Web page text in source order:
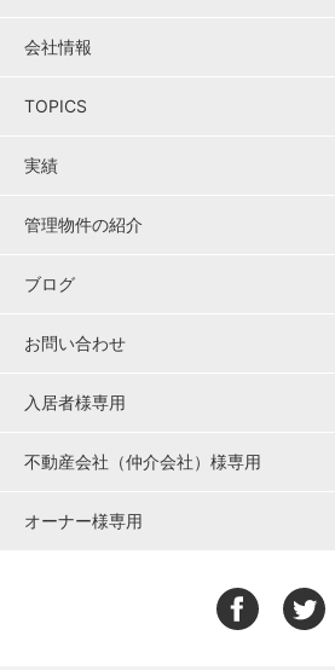
会社情報
TOPICS
実績
管理物件の紹介
ブログ
お問い合わせ
入居者様専用
不動産会社（仲介会社）様専用
オーナー様専用